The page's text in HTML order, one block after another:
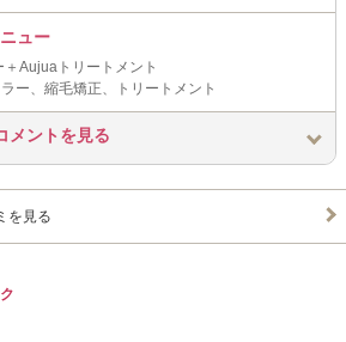
ュー
Aujuaトリートメント
ー、縮毛矯正、トリートメント
メントを見る
を見る